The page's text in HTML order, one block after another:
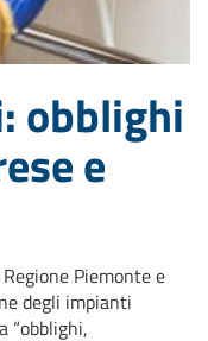
obblighi
e
Piemonte e
degli impianti
“obblighi,